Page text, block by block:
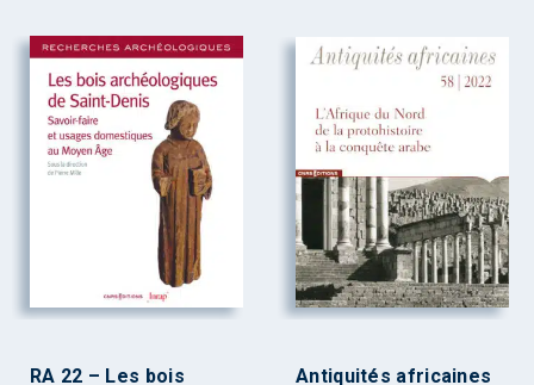
RA 22 – Les bois
Antiquités africaines